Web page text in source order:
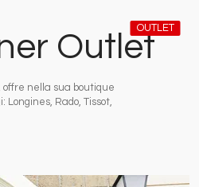
Outlet
OUTLET
nella sua boutique
Rado, Tissot,